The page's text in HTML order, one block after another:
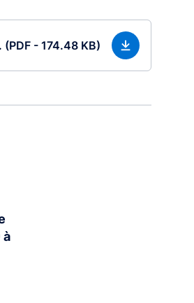
- 174.48 KB)
à